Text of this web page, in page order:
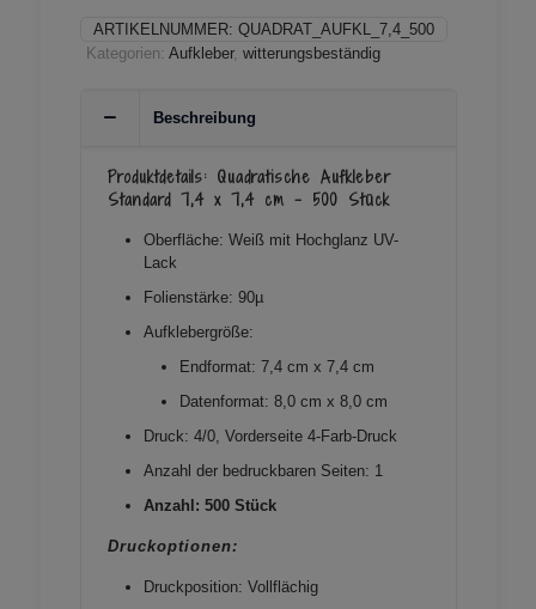
7,4
Menge
ARTIKELNUMMER: QUADRAT_AUFKL_7,4_500
Kategorien: Aufkleber, witterungsbeständig
Beschreibung
Produktdetails: Quadratische Aufkleber
Standard 7,4 x 7,4 cm – 500 Stück
Oberfläche: Weiß mit Hochglanz UV-
Lack
Folienstärke: 90µ
Aufklebergröße:
Endformat: 7,4 cm x 7,4 cm
Datenformat: 8,0 cm x 8,0 cm
Druck: 4/0, Vorderseite 4-Farb-Druck
Anzahl der bedruckbaren Seiten: 1
Anzahl: 500 Stück
Druckoptionen:
Druckposition: Vollflächig